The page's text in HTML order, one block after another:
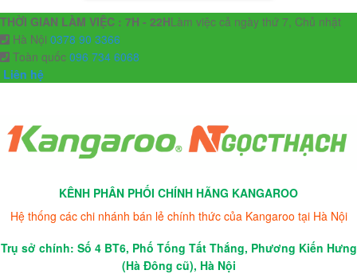
THỜI GIAN LÀM VIỆC : 7H - 22HLàm việc cả ngày thứ 7, Chủ nhật
Hà Nội 0378 90 3366
Toàn quốc 096 734 6068
Liên hệ
KÊNH PHÂN PHỐI CHÍNH HÃNG KANGAROO
Hệ thống các chi nhánh bán lẻ chính thức của Kangaroo tại Hà Nội
Trụ sở chính: Số 4 BT6, Phố Tống Tất Thắng, Phương Kiến Hưng
(Hà Đông cũ), Hà Nội